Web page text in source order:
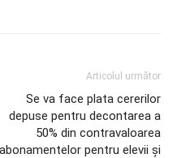
Articolul următor
Se va face plata cererilor
depuse pentru decontarea a
50% din contravaloarea
abonamentelor pentru elevii și